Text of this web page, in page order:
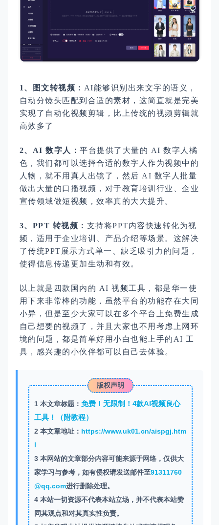
1、图文转视频： AI能够识别出来文字的语义，
自动分镜头匹配到合适的素材，这简直就是完美
实现了自动化视频剪辑，比上传统的视频剪辑就
高效多了
2、AI 数字人： 平台提供了大量的 AI 数字人橘
色，我们都可以选择合适的数字人作为视频中的
人物，就不用真人出镜了，然后 AI 数字人批量
做出大量的口播视频，对于教育培训行业、企业
宣传领域做短视频，效率真的大大提升。
3、PPT 转视频： 支持将PPT内容快速转化为视
频，适用于企业培训、产品介绍等场景。这解决
了传统PPT展示方式单一、缺乏吸引力的问题，
使得信息传递更加生动和有效。
以上就是四款国内的 AI 视频工具，都是华一使
用下来非常棒的功能，虽然平台的功能存在大同
小异，但是至少大家可以在多个平台上免费生成
自己想要的视频了，并且大家也不用考虑上网环
境的问题，都是简单好用小白也能上手的AI 工
具，感兴趣的小伙伴都可以自己去体验。
版权声明
1本文章标题： 免费！无限制！4款AI视频良心
工具！（附教程）
2 本文章地址： https://www.uk01.cn/aispgj.htm
l
3本网站的文章部分内容可能来源于网络，仅供大
家学习与参考，如有侵权请发送邮件至91311760
@qq.com进行删除处理。
4本站一切资源不代表本站立场，并不代表本站赞
同其观点和对其真实性负责。